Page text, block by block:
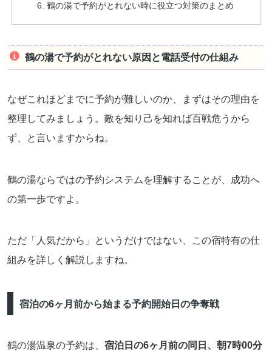
鶴の湯で予約がとれない時に役立つ対策のまとめ
鶴の湯で予約がとれない原因と電話受付の仕組み
なぜこれほどまでに予約が難しいのか、まずはその理由を
整理してみましょう。敵を知り己を知れば百戦危うから
ず、と言いますからね。
鶴の湯ならではの予約システムを理解することが、成功へ
の第一歩ですよ。
ただ「人気だから」というだけではない、この宿特有の仕
組みを詳しく解説しますね。
宿泊の6ヶ月前から始まる予約開始日の争奪戦
鶴の湯温泉の予約は、 宿泊日の6ヶ月前の同日、朝7時00分